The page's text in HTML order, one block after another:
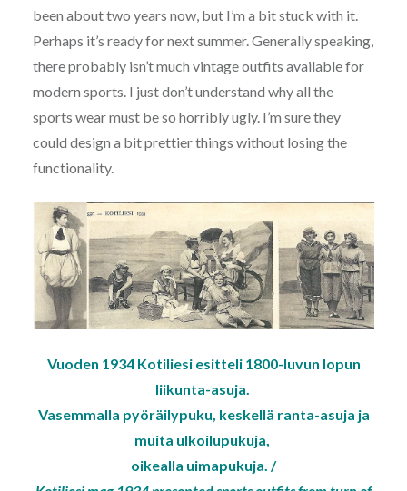
been about two years now, but I’m a bit stuck with it.
Perhaps it’s ready for next summer. Generally speaking,
there probably isn’t much vintage outfits available for
modern sports. I just don’t understand why all the
sports wear must be so horribly ugly. I’m sure they
could design a bit prettier things without losing the
functionality.
Vuoden 1934 Kotiliesi esitteli 1800-luvun lopun
liikunta-asuja.
Vasemmalla pyöräilypuku, keskellä ranta-asuja ja
muita ulkoilupukuja,
oikealla uimapukuja. /